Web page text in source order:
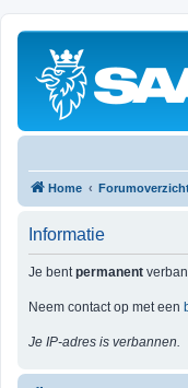
Home
Informatie
Je bentpermanent
Neem contact op met een
Je IP-adres is verbannen.